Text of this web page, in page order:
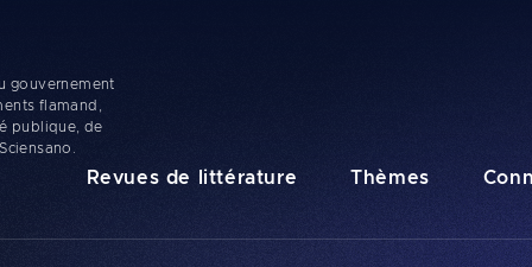
gouvernement
flamand,
publique, de
Navigation
Revues de littérature Thèmes